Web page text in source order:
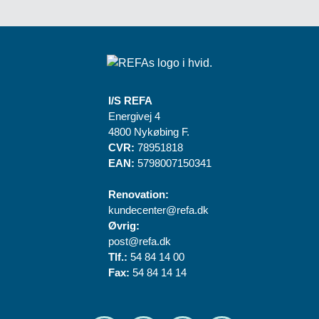
I/S REFA
Energivej 4
4800 Nykøbing F.
CVR: 78951818
EAN: 5798007150341
Renovation:
kundecenter@refa.dk
Øvrig:
post@refa.dk
Tlf.: 54 84 14 00
Fax: 54 84 14 14